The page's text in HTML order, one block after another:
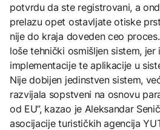
potvrdu da ste registrovani, a
prelazu opet ostavljate otiske
nije do kraja doveden ceo
loše tehnički osmišljen sistem,
implementacije te aplikacije u
Nije dobijen jedinstven sistem,
razvijala sopstveni na osnovu
od EU”, kazao je Aleksandar
asocijacije turističkih agencija